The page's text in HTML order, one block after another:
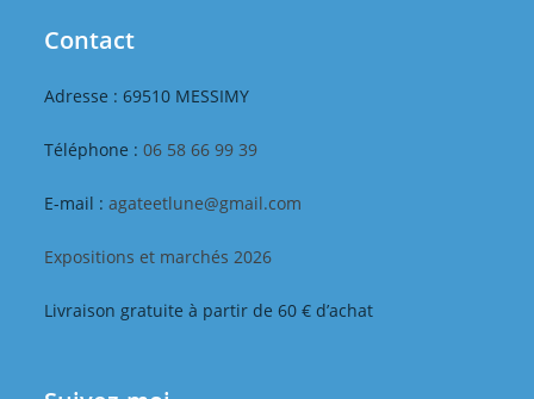
Contact
Adresse : 69510 MESSIMY
Téléphone :06 58 66 99 39
E-mail :agateetlune@gmail.com
Expositions et marchés 2026
Livraison gratuite à partir de 60 € d’achat